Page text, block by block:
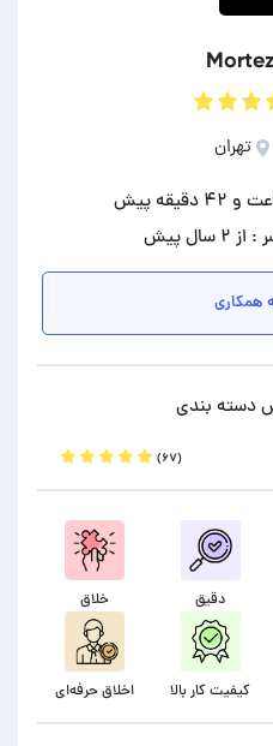
تهران
پیش
همکاری
دسته بندی
(۶۷)
دقیق خلاق
کیفیت کار بالا اخلاق حرفه‌ای